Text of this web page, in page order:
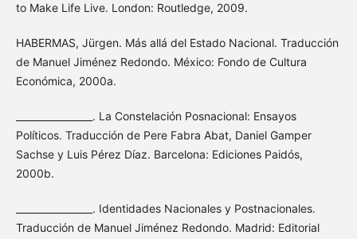
to Make Life Live. London: Routledge, 2009.
HABERMAS, Jürgen. Más allá del Estado Nacional. Traducción
de Manuel Jiménez Redondo. México: Fondo de Cultura
Económica, 2000a.
________________. La Constelación Posnacional: Ensayos
Políticos. Traducción de Pere Fabra Abat, Daniel Gamper
Sachse y Luis Pérez Díaz. Barcelona: Ediciones Paidós,
2000b.
________________. Identidades Nacionales y Postnacionales.
Traducción de Manuel Jiménez Redondo. Madrid: Editorial